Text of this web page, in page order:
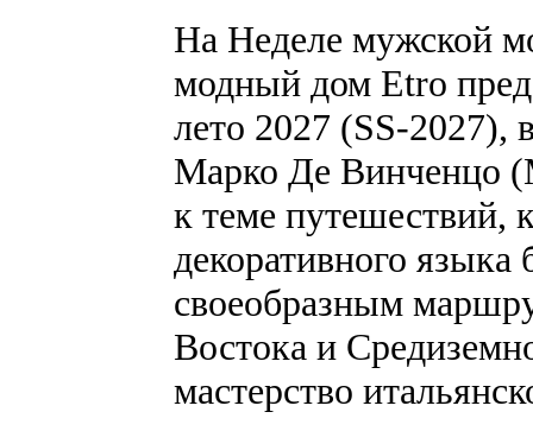
На Неделе мужской
модный дом Etro
лето 2027 (SS-2027),
Марко Де Винченцо
к теме путешествий,
декоративного языка
своеобразным
Востока и
мастерство